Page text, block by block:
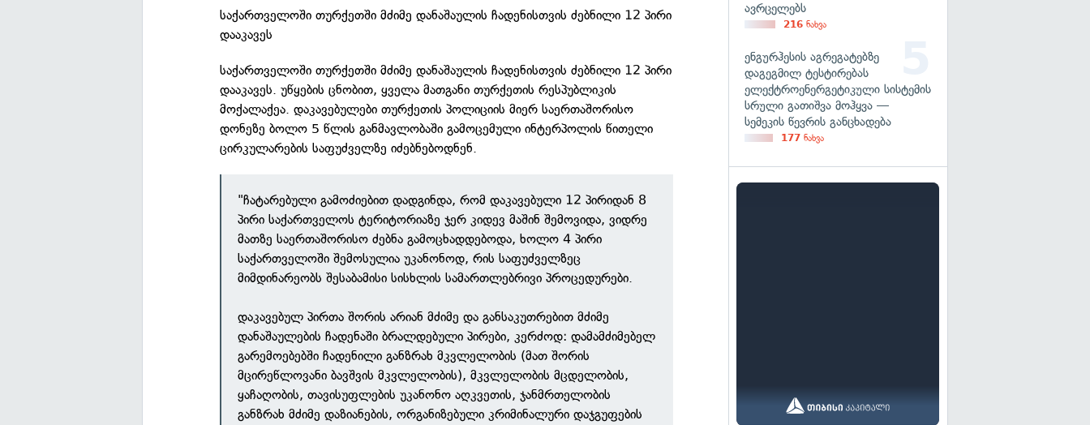
საქართველოში თურქეთში მძიმე დანაშაულის ჩადენისთვის ძებნილი 12 პირი
დააკავეს
საქართველოში თურქეთში მძიმე დანაშაულის ჩადენისთვის ძებნილი 12 პირი
დააკავეს. უწყების ცნობით, ყველა მათგანი თურქეთის რესპუბლიკის
მოქალაქეა. დაკავებულები თურქეთის პოლიციის მიერ საერთაშორისო
დონეზე ბოლო 5 წლის განმავლობაში გამოცემული ინტერპოლის წითელი
ცირკულარების საფუძველზე იძებნებოდნენ.
"ჩატარებული გამოძიებით დადგინდა, რომ დაკავებული 12 პირიდან 8
პირი საქართველოს ტერიტორიაზე ჯერ კიდევ მაშინ შემოვიდა, ვიდრე
მათზე საერთაშორისო ძებნა გამოცხადდებოდა, ხოლო 4 პირი
საქართველოში შემოსულია უკანონოდ, რის საფუძველზეც
მიმდინარეობს შესაბამისი სისხლის სამართლებრივი პროცედურები.
დაკავებულ პირთა შორის არიან მძიმე და განსაკუთრებით მძიმე
დანაშაულების ჩადენაში ბრალდებული პირები, კერძოდ: დამამძიმებელ
გარემოებებში ჩადენილი განზრახ მკვლელობის (მათ შორის
მცირეწლოვანი ბავშვის მკვლელობის), მკვლელობის მცდელობის,
ყაჩაღობის, თავისუფლების უკანონო აღკვეთის, ჯანმრთელობის
განზრახ მძიმე დაზიანების, ორგანიზებული კრიმინალური დაჯგუფების
ავრცელებს
216 ნახვა
ენგურჰესის აგრეგატებზე
დაგეგმილ ტესტირებას
ელექტროენერგეტიკული სისტემის
სრული გათიშვა მოჰყვა —
სემეკის წევრის განცხადება
177 ნახვა